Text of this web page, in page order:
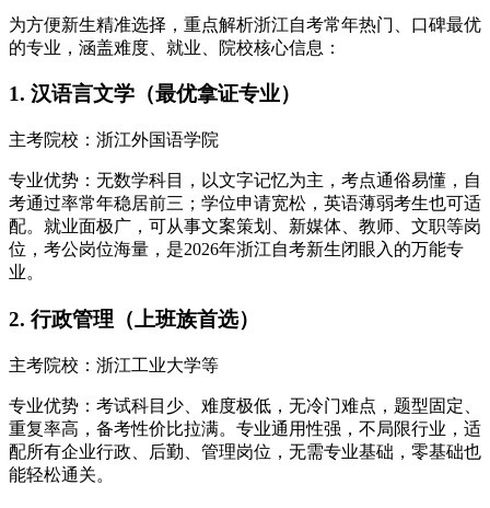
为方便新生精准选择，重点解析浙江自考常年热门、口碑最优
的专业，涵盖难度、就业、院校核心信息：
1. 汉语言文学（最优拿证专业）
主考院校：浙江外国语学院
专业优势：无数学科目，以文字记忆为主，考点通俗易懂，自
考通过率常年稳居前三；学位申请宽松，英语薄弱考生也可适
配。就业面极广，可从事文案策划、新媒体、教师、文职等岗
位，考公岗位海量，是2026年浙江自考新生闭眼入的万能专
业。
2. 行政管理（上班族首选）
主考院校：浙江工业大学等
专业优势：考试科目少、难度极低，无冷门难点，题型固定、
重复率高，备考性价比拉满。专业通用性强，不局限行业，适
配所有企业行政、后勤、管理岗位，无需专业基础，零基础也
能轻松通关。